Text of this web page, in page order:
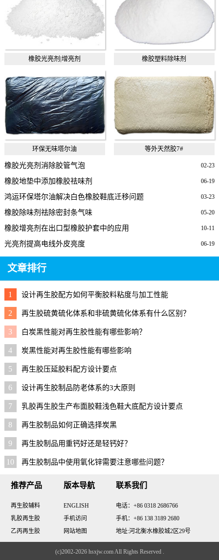
橡胶光亮剂|增亮剂 橡胶塑料除味剂
环保无味塔尔油 等外天然胶7#
02-23
橡胶光亮剂消除胶管气泡
06-19
橡胶地垫中添加橡胶祛味剂
03-23
鸿运环保塔尔油解决白色橡胶鞋底迁移问题
05-20
橡胶除味剂祛除密封条气味
10-11
橡胶增亮剂在出口型橡胶护套中的应用
06-19
光亮剂提高电线外皮亮度
文章排行
1 设计再生胶配方如何平衡胶料粘度与加工性能
2 再生胶硫黄硫化体系和非硫黄硫化体系有什么区别？
3 白炭黑性能对再生胶性能有哪些影响？
4 炭黑性能对再生胶性能有哪些影响
5 再生胶压延胶料配方设计要点
6 设计再生胶制品防老体系的3大原则
7 乳胶再生胶生产布面胶鞋浅色鞋大底配方设计要点
8 再生胶制品如何正确选择炭黑
9 再生胶制品用重钙好还是轻钙好？
10 再生胶制品中使用氧化锌需要注意哪些问题？
推荐产品
再生胶辅料
乳胶再生胶
乙丙再生胶
版本导航
ENGLISH
手机访问
网站地图
联系我们
电话：+86 0318 2686766
手机：+86 138 3189 2680
地址:河北衡水橡胶城2区29号
(c)2002-2026 hsxjw.com All Rights Reserved .